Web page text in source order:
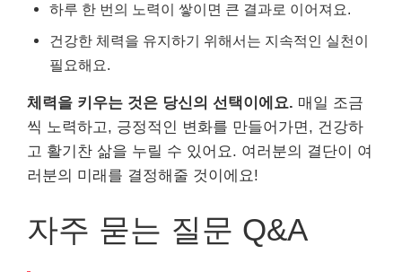
하루 한 번의 노력이 쌓이면 큰 결과로 이어져요.
건강한 체력을 유지하기 위해서는 지속적인 실천이
필요해요.
체력을 키우는 것은 당신의 선택이에요. 매일 조금
씩 노력하고, 긍정적인 변화를 만들어가면, 건강하
고 활기찬 삶을 누릴 수 있어요. 여러분의 결단이 여
러분의 미래를 결정해줄 것이에요!
자주 묻는 질문 Q&A